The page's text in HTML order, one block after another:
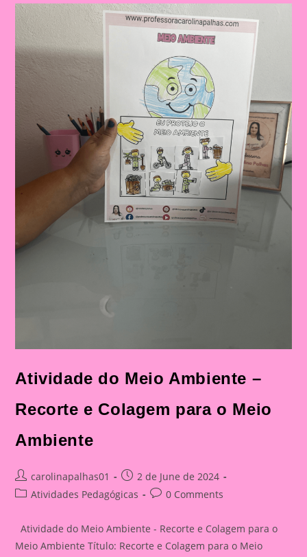
–
O
Protetor
Do
Ambiente
Atividade do Meio Ambiente –
Recorte e Colagem para o Meio
Ambiente
Post
author:
carolinapalhas01
Post
published:
2 de June de 2024
PostAtividades Pedagógicas
Post0 Comments
Atividade do Meio Ambiente - Recorte e Colagem para o
Meio Ambiente Título: Recorte e Colagem para o Meio